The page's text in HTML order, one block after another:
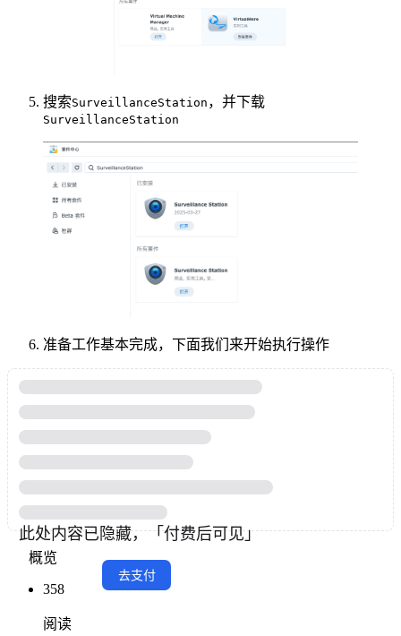
搜索SurveillanceStation ，并下载
SurveillanceStation
准备工作基本完成，下面我们来开始执行操作
概览
358
阅读